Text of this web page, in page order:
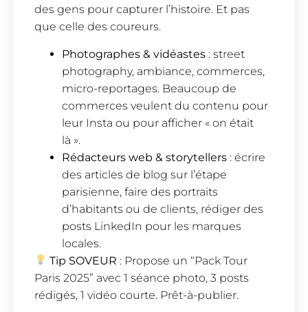
des gens pour capturer l’histoire. Et pas
que celle des coureurs.
Photographes & vidéastes : street
photography, ambiance, commerces,
micro-reportages. Beaucoup de
commerces veulent du contenu pour
leur Insta ou pour afficher « on était
là ».
Rédacteurs web & storytellers : écrire
des articles de blog sur l’étape
parisienne, faire des portraits
d’habitants ou de clients, rédiger des
posts LinkedIn pour les marques
locales.
Tip SOVEUR : Propose un “Pack Tour
Paris 2025” avec 1 séance photo, 3 posts
rédigés, 1 vidéo courte. Prêt-à-publier.